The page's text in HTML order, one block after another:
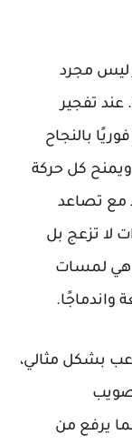
ليس مجرد
تفجير
بالنجاح
ويمنح كل حركة
مع تصاعد
لا تزعج بل
هي لمسات
واندماجًا.
بشكل مثالي،
يرفع من